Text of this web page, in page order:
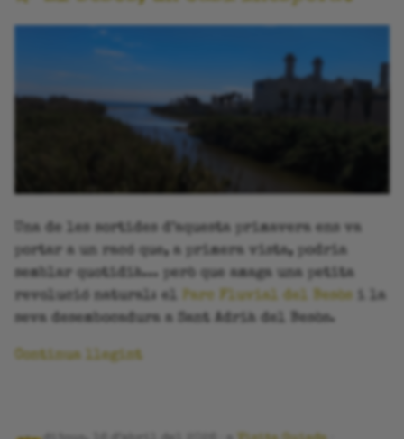
Una de les sortides d’aquesta primavera ens va
portar a un racó que, a primera vista, podria
semblar quotidià... però que amaga una petita
revolució natural: el
Parc Fluvial del Besòs
seva desembocadura a Sant Adrià del Besòs.
Continua llegint